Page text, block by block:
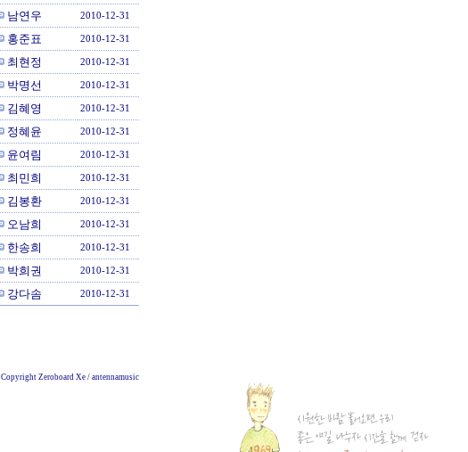
남연우 2010-12-31
홍준표 2010-12-31
최현정 2010-12-31
박명선 2010-12-31
김혜영 2010-12-31
정혜윤 2010-12-31
윤여림 2010-12-31
최민희 2010-12-31
김봉환 2010-12-31
오남희 2010-12-31
한송희 2010-12-31
박희권 2010-12-31
강다솜 2010-12-31
Copyright Zeroboard Xe / antennamusic